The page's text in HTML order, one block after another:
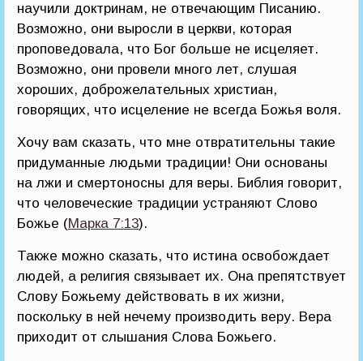
научили доктринам, не отвечающим Писанию.
Возможно, они выросли в церкви, которая
проповедовала, что Бог больше не исцеляет.
Возможно, они провели много лет, слушая
хороших, доброжелательных христиан,
говорящих, что исцеление не всегда Божья воля.
Хочу вам сказать, что мне отвратительны такие
придуманные людьми традиции! Они основаны
на лжи и смертоносны для веры. Библия говорит,
что человеческие традиции устраняют Слово
Божье (Марка 7:13).
Также можно сказать, что истина освобождает
людей, а религия связывает их. Она препятствует
Слову Божьему действовать в их жизни,
поскольку в ней нечему производить веру. Вера
приходит от слышания Слова Божьего.